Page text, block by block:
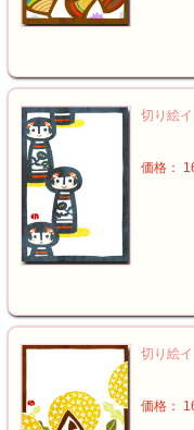
切り絵
価格：
切り絵
価格：